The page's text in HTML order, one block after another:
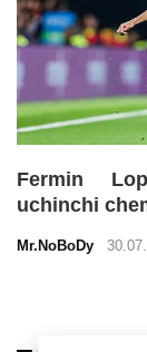
Fermin
uchinchi
Mr.NoBoDy